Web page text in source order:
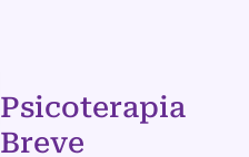
Psicoterapia
Breve